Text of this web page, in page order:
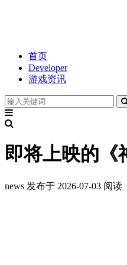
首页
Developer
游戏资讯
即将上映的《
news 发布于 2026-07-03 阅读